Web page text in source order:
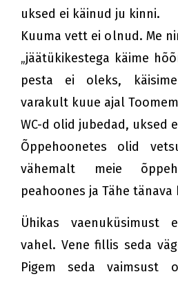
uksed ei käinud ju kinni.
Kuuma vett ei olnud. Me
„jäätükikestega käime
pesta ei oleks,
varakult kuue ajal
WC-d olid jubedad, uksed
Õppehoonetes olid
vähemalt meie
peahoones ja Tähe tänava
Ühikas vaenuküsimust
vahel. Vene fillis seda
Pigem seda vaimsust